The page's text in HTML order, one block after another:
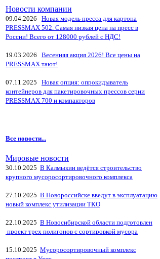
Новости компании
09.04.2026
Новая модель пресса для картона
PRESSMAX 502. Самая низкая цена на пресс в
России! Всего от 128000 рублей с НДС!
19.03.2026
Весенняя акция 2026! Все цены на
PRESSMAX тают!
07.11.2025
Новая опция: опрокидыватель
контейнеров для пакетировочных прессов серии
PRESSMAX 700 и компакторов
Все новости...
Мировые новости
30.10.2025 В Калмыкии ведётся строительство
крупного мусоросортировочного комплекса
27.10.2025 В Новороссийске введут в эксплуатацию
новый комплекс утилизации ТКО
22.10.2025 В Новосибирской области подготовлен
проект трех полигонов с сортировкой мусора
15.10.2025 Мусоросортировочный комплекс